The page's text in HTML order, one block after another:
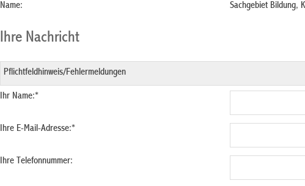
Name: Sachgebiet Bildung,
Ihre Nachricht
Ihr Name:*
Ihre E-Mail-Adresse:*
Ihre Telefonnummer: